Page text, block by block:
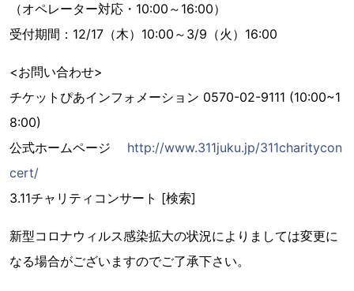
（オペレーター対応・10:00～16:00）
受付期間：12/17（木）10:00～3/9（火）16:00
<お問い合わせ>
チケットぴあインフォメーション 0570-02-9111 (10:00~1
8:00)
公式ホームページ http://www.311juku.jp/311charitycon
cert/
3.11チャリティコンサート [検索]
新型コロナウィルス感染拡大の状況によりましては変更に
なる場合がございますのでご了承下さい。